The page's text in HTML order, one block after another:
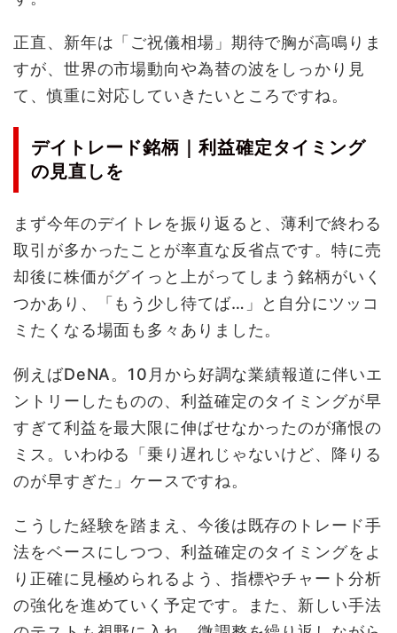
正直、新年は「ご祝儀相場」期待で胸が高鳴りま
すが、世界の市場動向や為替の波をしっかり見
て、慎重に対応していきたいところですね。
デイトレード銘柄｜利益確定タイミング
の見直しを
まず今年のデイトレを振り返ると、薄利で終わる
取引が多かったことが率直な反省点です。特に売
却後に株価がグイっと上がってしまう銘柄がいく
つかあり、「もう少し待てば…」と自分にツッコ
ミたくなる場面も多々ありました。
例えばDeNA。10月から好調な業績報道に伴いエ
ントリーしたものの、利益確定のタイミングが早
すぎて利益を最大限に伸ばせなかったのが痛恨の
ミス。いわゆる「乗り遅れじゃないけど、降りる
のが早すぎた」ケースですね。
こうした経験を踏まえ、今後は既存のトレード手
法をベースにしつつ、利益確定のタイミングをよ
り正確に見極められるよう、指標やチャート分析
の強化を進めていく予定です。また、新しい手法